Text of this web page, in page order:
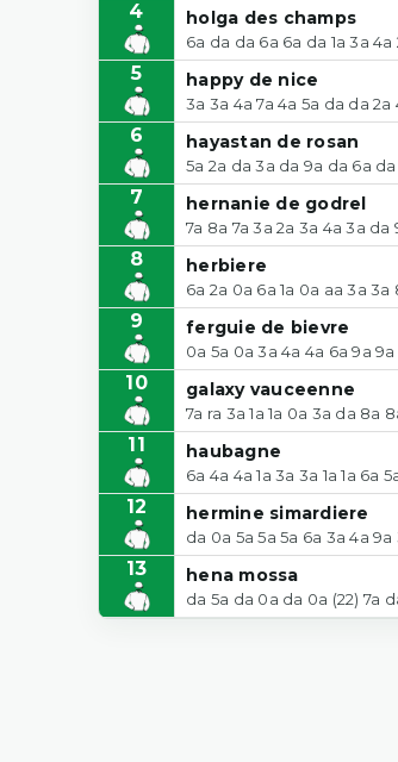
4 holga des champs
6a da da 6a 6a da 1a 3a 4a
5 happy de nice
3a 3a 4a 7a 4a 5a da da 2a
6 hayastan de rosan
5a 2a da 3a da 9a da 6a
7 hernanie de godrel
7a 8a 7a 3a 2a 3a 4a 3a da
8 herbiere
6a 2a 0a 6a 1a 0a aa 3a 3a
9 ferguie de bievre
0a 5a 0a 3a 4a 4a 6a 9a 9a
10 galaxy vauceenne
7a ra 3a 1a 1a 0a 3a da 8a
11 haubagne
6a 4a 4a 1a 3a 3a 1a 1a 6a
12 hermine simardiere
da 0a 5a 5a 5a 6a 3a 4a 9a
13 hena mossa
da 5a da 0a da 0a (22) 7a